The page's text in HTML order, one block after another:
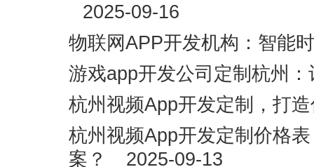
2025-09-16
物联网APP开发机构：智能
游戏app开发公司定制杭州
杭州视频App开发定制，打
杭州视频App开发定制价格
案？
2025-09-13